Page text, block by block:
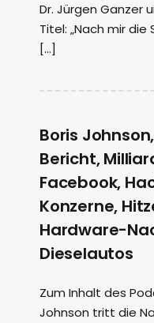
Dr. Jürgen Ganzer
Titel: „Nach mir die
[…]
Boris
Bericht,
Facebook,
Konzerne,
Hardware-
Dieselautos
Zum Inhalt des
Johnson tritt die